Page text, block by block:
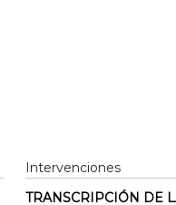
Intervenciones
TRANSCRIPCIÓN DE